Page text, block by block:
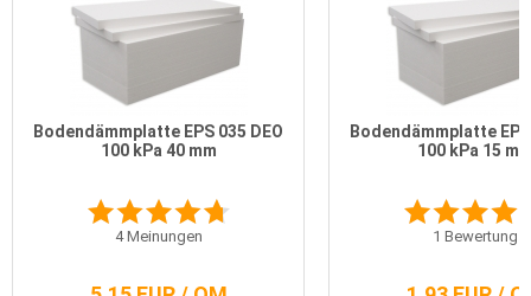
Bodendämmplatte EPS 035 DEO
100 kPa 40 mm
4Meinungen
Bodendämmplatte EPS
100 kPa 15
1 Bewertung